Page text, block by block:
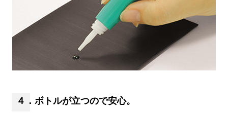
４．ボトルが立つので安心。